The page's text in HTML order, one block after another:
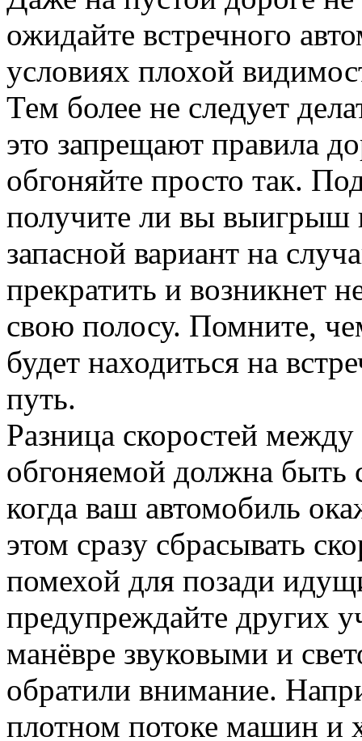
ожидайте встречного
условиях плохой
Тем более не следует
это запрещают правила
обгоняйте просто так.
получите ли вы выигрыш
запасной вариант на
прекратить и возникнет
свою полосу. Помните,
будет находиться на
путь.
Разница скоростей
обгоняемой должна быть
когда ваш автомобиль
этом сразу сбрасывать
помехой для позади
предупреждайте других
манёвре звуковыми и
обратили внимание.
плотном потоке машин и